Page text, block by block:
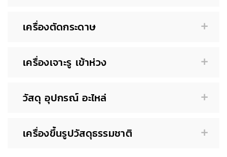
เครื่องตัดกระดาษ
เครื่องเจาะรู เข้าห่วง
วัสดุ อุปกรณ์ อะไหล่
เครื่องขึ้นรูปวัสดุธรรมชาติ